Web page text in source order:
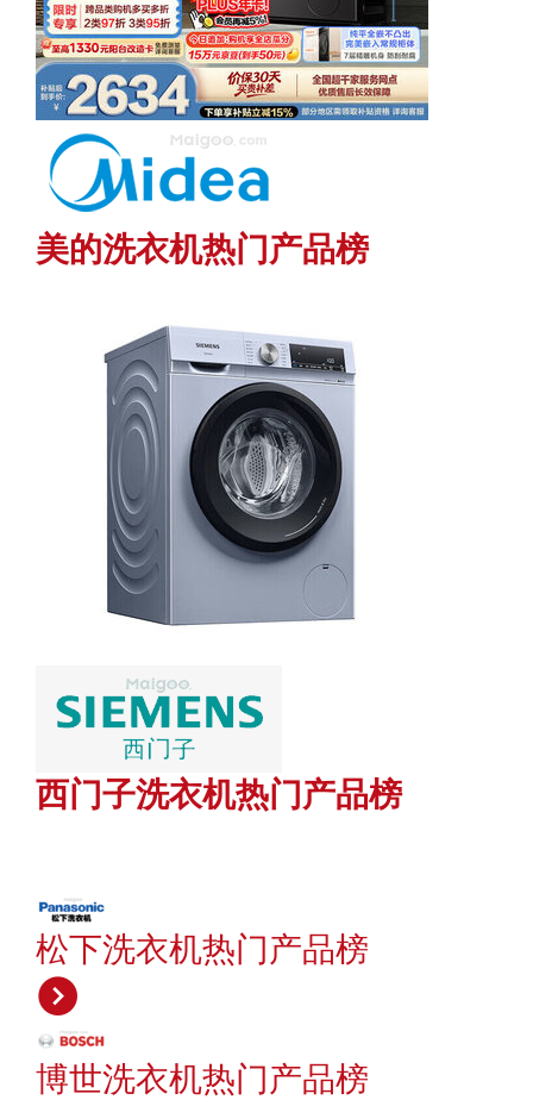
美的洗衣机热门产品榜
西门子洗衣机热门产品榜
松下洗衣机热门产品榜
博世洗衣机热门产品榜